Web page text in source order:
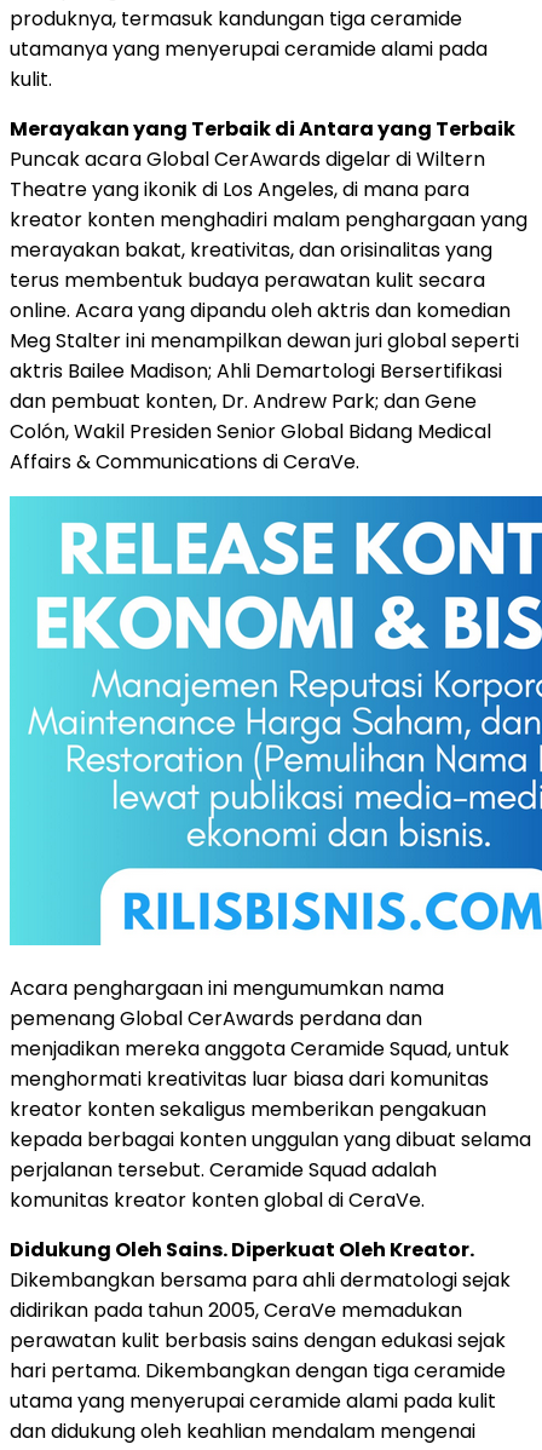
produknya, termasuk kandungan tiga ceramide
utamanya yang menyerupai ceramide alami pada
kulit.
Merayakan yang Terbaik di Antara yang Terbaik
Puncak acara Global CerAwards digelar di Wiltern
Theatre yang ikonik di Los Angeles, di mana para
kreator konten menghadiri malam penghargaan yang
merayakan bakat, kreativitas, dan orisinalitas yang
terus membentuk budaya perawatan kulit secara
online. Acara yang dipandu oleh aktris dan komedian
Meg Stalter ini menampilkan dewan juri global seperti
aktris Bailee Madison; Ahli Demartologi Bersertifikasi
dan pembuat konten, Dr. Andrew Park; dan Gene
Colón, Wakil Presiden Senior Global Bidang Medical
Affairs & Communications di CeraVe.
Acara penghargaan ini mengumumkan nama
pemenang Global CerAwards perdana dan
menjadikan mereka anggota Ceramide Squad, untuk
menghormati kreativitas luar biasa dari komunitas
kreator konten sekaligus memberikan pengakuan
kepada berbagai konten unggulan yang dibuat selama
perjalanan tersebut. Ceramide Squad adalah
komunitas kreator konten global di CeraVe.
Didukung Oleh Sains. Diperkuat Oleh Kreator.
Dikembangkan bersama para ahli dermatologi sejak
didirikan pada tahun 2005, CeraVe memadukan
perawatan kulit berbasis sains dengan edukasi sejak
hari pertama. Dikembangkan dengan tiga ceramide
utama yang menyerupai ceramide alami pada kulit
dan didukung oleh keahlian mendalam mengenai